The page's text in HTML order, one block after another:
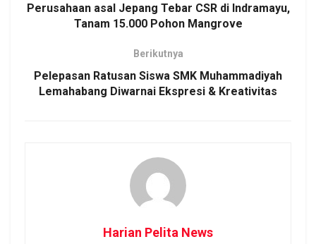
Perusahaan asal Jepang Tebar CSR di Indramayu,
Tanam 15.000 Pohon Mangrove
Berikutnya
Pelepasan Ratusan Siswa SMK Muhammadiyah
Lemahabang Diwarnai Ekspresi & Kreativitas
Harian Pelita News